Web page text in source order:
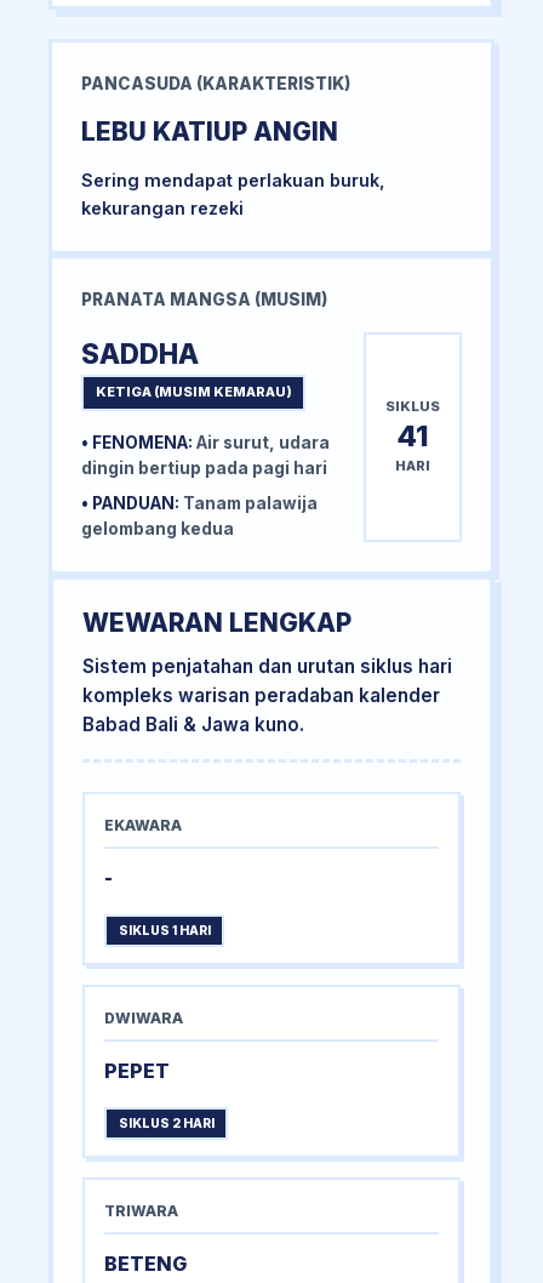
PANCASUDA (KARAKTERISTIK)
LEBU KATIUP ANGIN
Sering mendapat perlakuan buruk,
kekurangan rezeki
PRANATA MANGSA (MUSIM)
SADDHA
KETIGA (MUSIM KEMARAU)
• FENOMENA: Air surut, udara
dingin bertiup pada pagi hari
• PANDUAN: Tanam palawija
gelombang kedua
SIKLUS
41
HARI
WEWARAN LENGKAP
Sistem penjatahan dan urutan siklus hari
kompleks warisan peradaban kalender
Babad Bali & Jawa kuno.
EKAWARA
-
SIKLUS 1 HARI
DWIWARA
PEPET
SIKLUS 2 HARI
TRIWARA
BETENG